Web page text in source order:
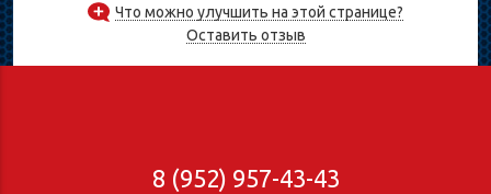
Что можно улучшить на этой странице?
Оставить отзыв
8 (952) 957-43-43